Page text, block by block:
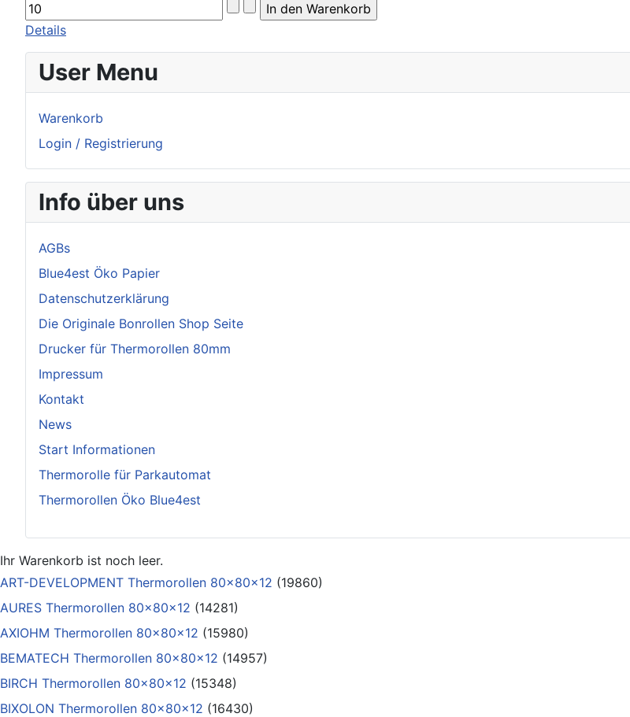
Details
User Menu
Warenkorb
Login / Registrierung
Info über uns
AGBs
Blue4est Öko Papier
Datenschutzerklärung
Die Originale Bonrollen Shop Seite
Drucker für Thermorollen 80mm
Impressum
Kontakt
News
Start Informationen
Thermorolle für Parkautomat
Thermorollen Öko Blue4est
Ihr Warenkorb ist noch leer.
ART-DEVELOPMENT Thermorollen 80x80x12 (19860)
AURES Thermorollen 80x80x12 (14281)
AXIOHM Thermorollen 80x80x12 (15980)
BEMATECH Thermorollen 80x80x12 (14957)
BIRCH Thermorollen 80x80x12 (15348)
BIXOLON Thermorollen 80x80x12 (16430)